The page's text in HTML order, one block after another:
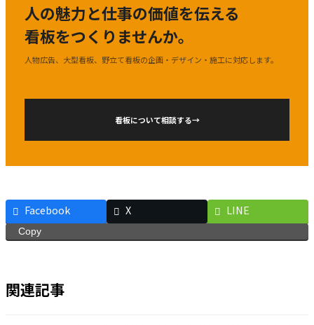
人の魅力と仕事の価値を伝える
看板をつくりませんか。
人物広告、大型看板、野立て看板の企画・デザイン・施工に対応します。
看板について相談する→
Facebook X LINE
Copy
関連記事